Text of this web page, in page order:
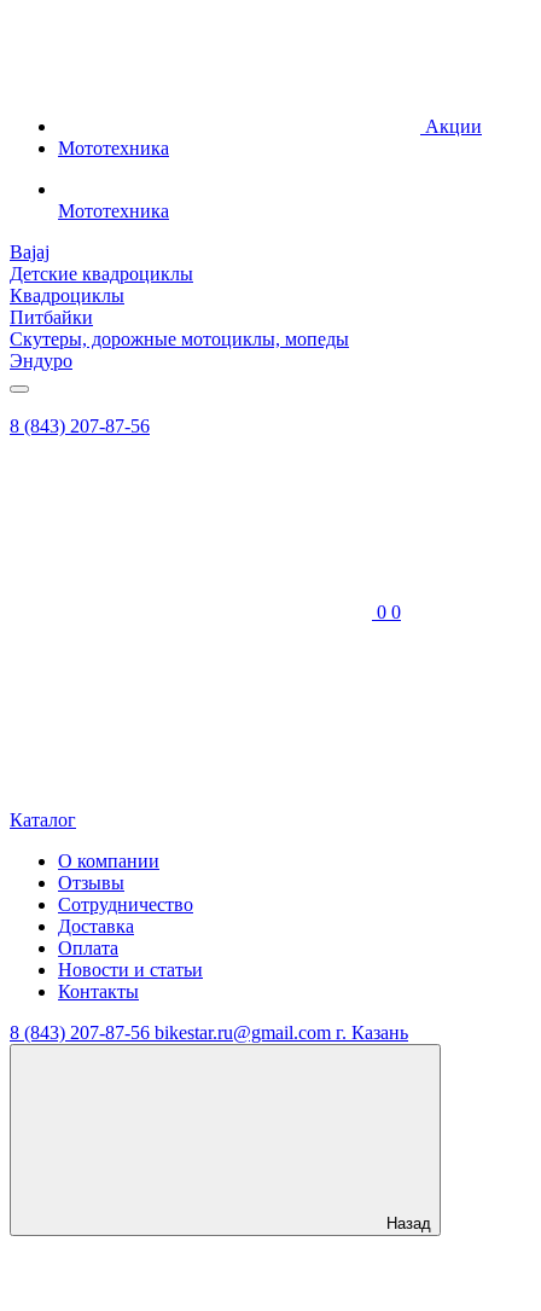
Акции
Мототехника
Мототехника
Bajaj
Детские квадроциклы
Квадроциклы
Питбайки
Скутеры, дорожные мотоциклы, мопеды
Эндуро
8 (843) 207-87-56
0 0
Каталог
О компании
Отзывы
Сотрудничество
Доставка
Оплата
Новости и статьи
Контакты
8 (843) 207-87-56 bikestar.ru@gmail.com г. Казань
Назад